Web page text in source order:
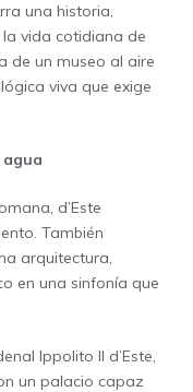
una historia,
vida cotidiana de
de un museo al aire
viva que exige
agua
d’Este
También
arquitectura,
en una sinfonía que
Ippolito II d’Este,
un palacio capaz